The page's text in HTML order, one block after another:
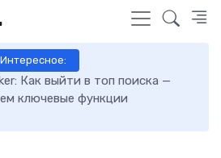
Интересное:
сжатие в WordPress и ускорить
пошаговая инструкция